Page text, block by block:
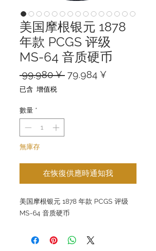
美国摩根银元 1878
年款 PCGS 评级
MS-64 音质硬币
99.980 ¥ 一
79.984 ¥
已含 增值税
數量 *
無庫存
在恢復供應時通知我
美国摩根银元 1878 年款 PCGS 评级
MS-64 音质硬币